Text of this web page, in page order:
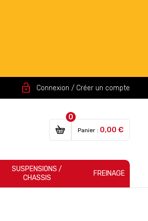
lock_open Connexion / Créer un compte
0
Panier : 0,00 €
SUSPENSIONS /
CHASSIS
FREINAGE